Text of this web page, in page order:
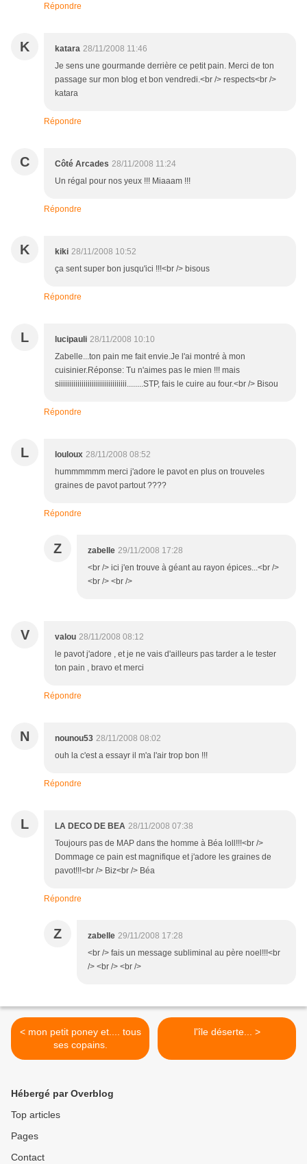
Répondre
K katara 28/11/2008 11:46
Je sens une gourmande derrière ce petit pain. Merci de ton
passage sur mon blog et bon vendredi.<br /> respects<br />
katara
Répondre
C Côté Arcades 28/11/2008 11:24
Un régal pour nos yeux !!! Miaaam !!!
Répondre
K kiki 28/11/2008 10:52
ça sent super bon jusqu'ici !!!<br /> bisous
Répondre
L lucipauli 28/11/2008 10:10
Zabelle...ton pain me fait envie.Je l'ai montré à mon
cuisinier.Réponse: Tu n'aimes pas le mien !!! mais
siiiiiiiiiiiiiiiiiiiiiiiiiiiiiiiii........STP, fais le cuire au four.<br /> Bisou
Répondre
L louloux 28/11/2008 08:52
hummmmmm merci j'adore le pavot en plus on trouveles
graines de pavot partout ????
Répondre
Z zabelle 29/11/2008 17:28
<br /> ici j'en trouve à géant au rayon épices...<br />
<br /> <br />
V valou 28/11/2008 08:12
le pavot j'adore , et je ne vais d'ailleurs pas tarder a le tester
ton pain , bravo et merci
Répondre
N nounou53 28/11/2008 08:02
ouh la c'est a essayr il m'a l'air trop bon !!!
Répondre
L LA DECO DE BEA 28/11/2008 07:38
Toujours pas de MAP dans the homme à Béa loll!!!<br />
Dommage ce pain est magnifique et j'adore les graines de
pavot!!!<br /> Biz<br /> Béa
Répondre
Z zabelle 29/11/2008 17:28
<br /> fais un message subliminal au père noel!!!<br
/> <br /> <br />
< mon petit poney et.... tous
ses copains.
l'île déserte... >
Hébergé par Overblog
Top articles
Pages
Contact